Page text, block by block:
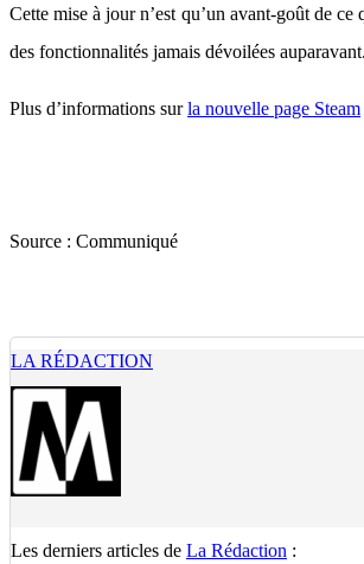
Cette mise à jour n’est qu’un avant-goût de
des fonctionnalités jamais dévoilées auparavant.
Plus d’informations surla nouvelle page Steam
Source : Communiqué
LA RÉDACTION
Les derniers articles de La Rédaction :